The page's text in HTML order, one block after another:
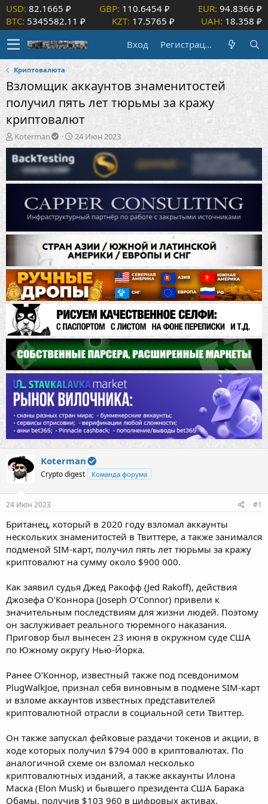
USD: 82.1665 ₽ GBP: 110.6454 ₽ EUR: 94.8366 ₽
BTC: 5345582.11 ₽ KZT: 17.5765 ₽ UAH: 18.358 ₽
Вход
Регистрация
Криптовалюта
Взломщик аккаунтов знаменитостей
получил пять лет тюрьмы за кражу
криптовалют
А
в
т
р
Koterman
Д
а
т
н
ч
а
л
а
24 Июн 2023
Koterman
Crypto digest Команда форума
24 Июн 2023 #1
Британец, который в 2020 году взломал аккаунты
нескольких знаменитостей в Твиттере, а также занимался
подменой SIM-карт, получил пять лет тюрьмы за кражу
криптовалют на сумму около $900 000.
Как заявил судья Джед Ракофф (Jed Rakoff), действия
Джозефа О’Коннора (Joseph O’Connor) привели к
значительным последствиям для жизни людей. Поэтому
он заслуживает реального тюремного наказания.
Приговор был вынесен 23 июня в окружном суде США
по Южному округу Нью-Йорка.
Ранее О’Коннор, известный также под псевдонимом
PlugWalkJoe, признал себя виновным в подмене SIM-карт
и взломе аккаунтов известных представителей
криптовалютной отрасли в социальной сети Твиттер.
Он также запускал фейковые раздачи токенов и акции, в
ходе которых получил $794 000 в криптовалютах. По
аналогичной схеме он взломал несколько
криптовалютных изданий, а также аккаунты Илона
Маска (Elon Musk) и бывшего президента США Барака
Обамы, получив $103 960 в цифровых активах.